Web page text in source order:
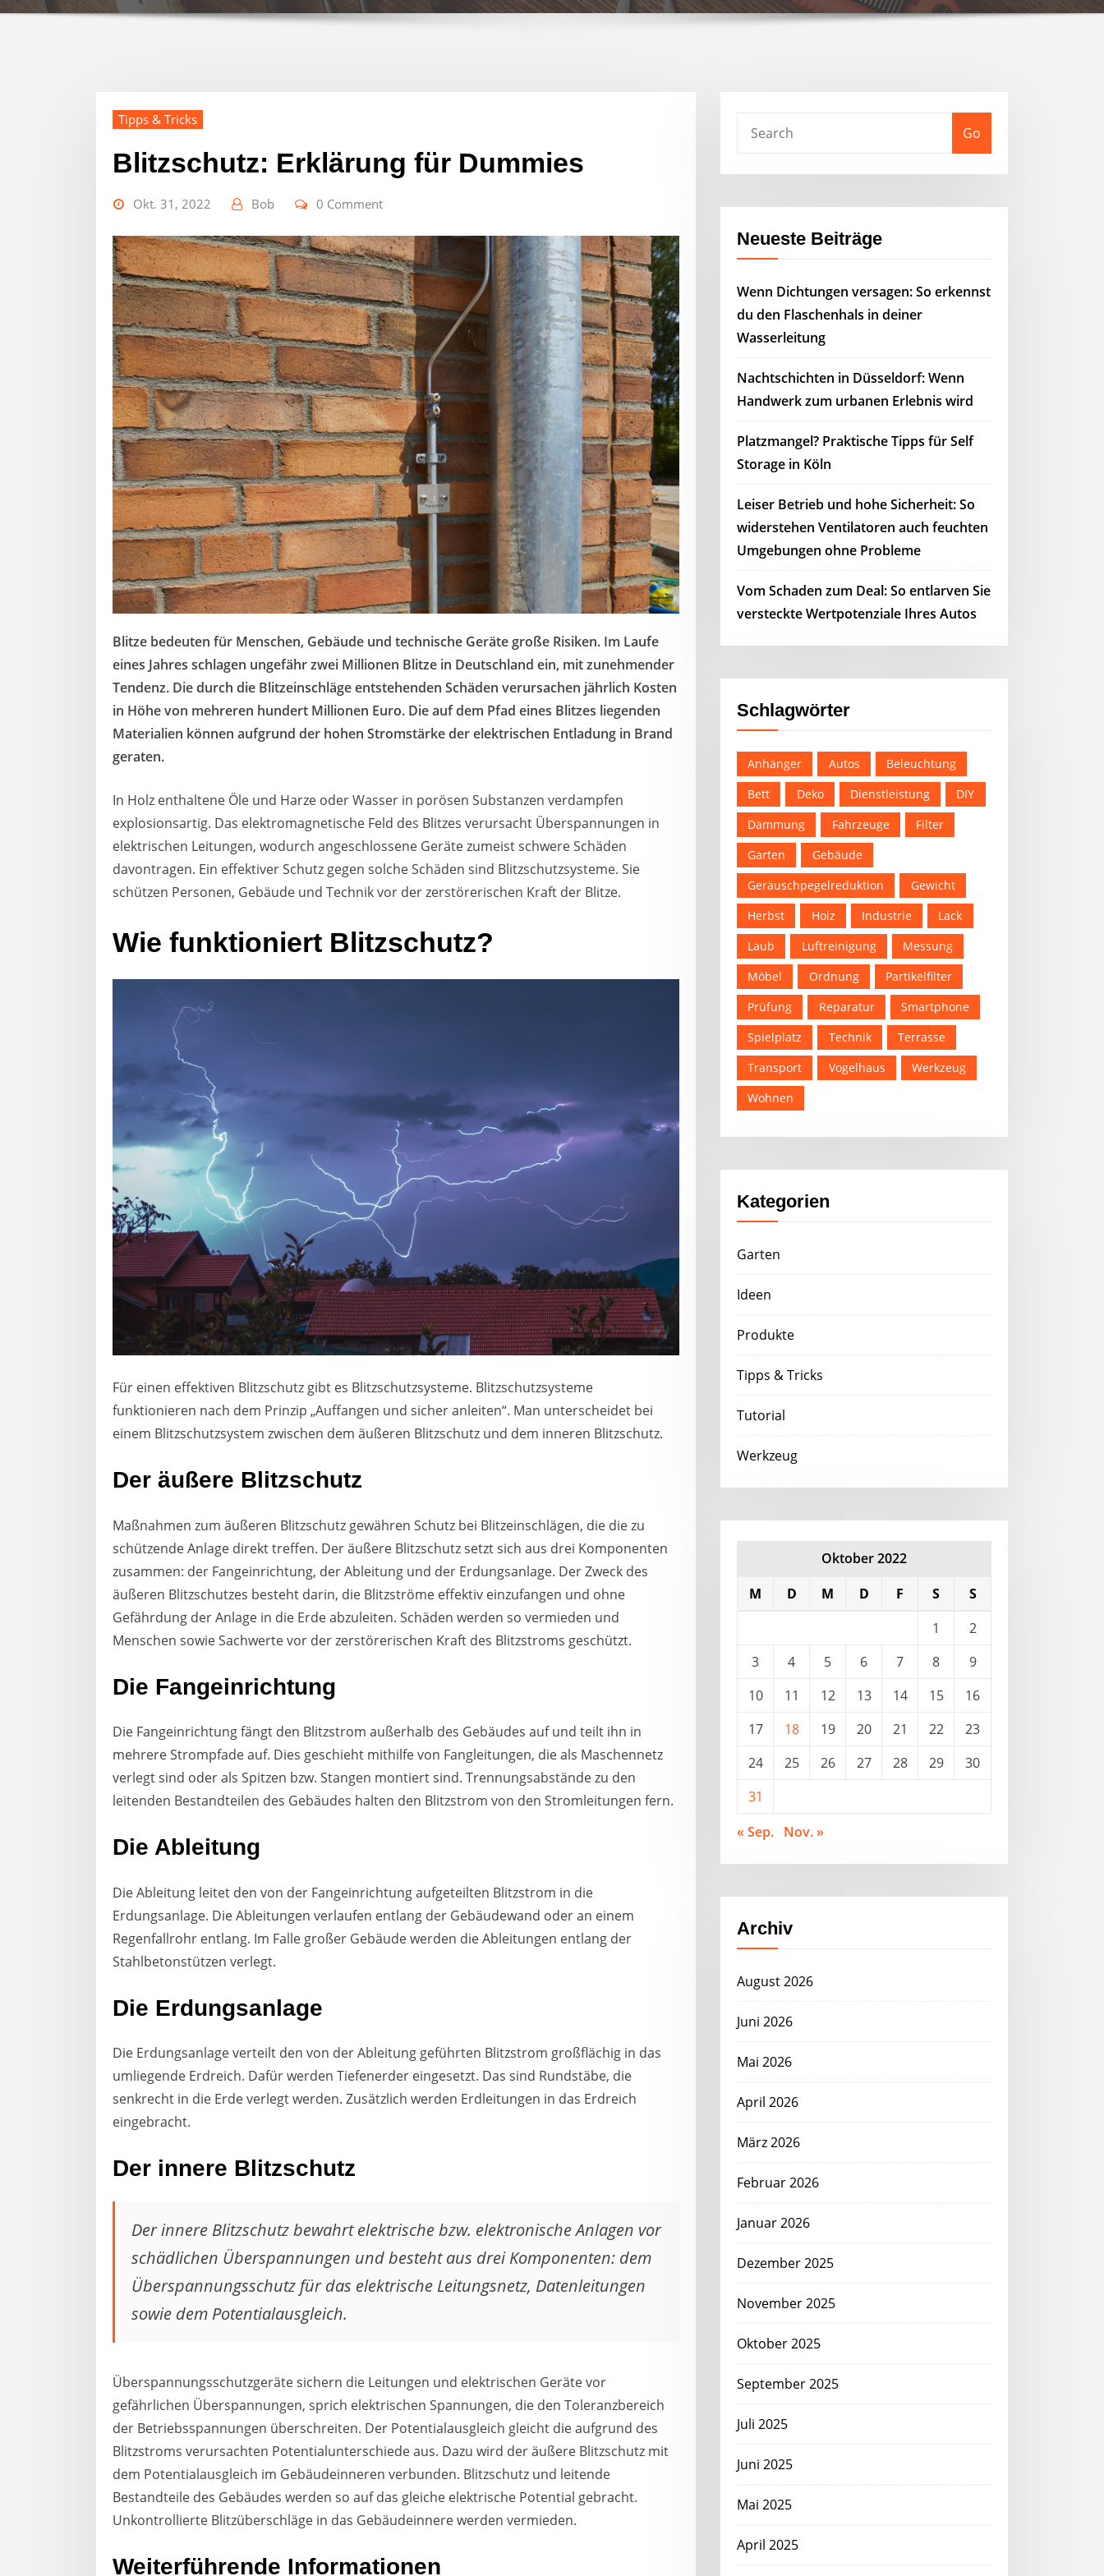
Tipps & Tricks
Blitzschutz: Erklärung für Dummies
Okt. 31, 2022 Bob 0 Comment
Blitze bedeuten für Menschen, Gebäude und technische Geräte große Risiken. Im Laufe
eines Jahres schlagen ungefähr zwei Millionen Blitze in Deutschland ein, mit zunehmender
Tendenz. Die durch die Blitzeinschläge entstehenden Schäden verursachen jährlich Kosten
in Höhe von mehreren hundert Millionen Euro. Die auf dem Pfad eines Blitzes liegenden
Materialien können aufgrund der hohen Stromstärke der elektrischen Entladung in Brand
geraten.
In Holz enthaltene Öle und Harze oder Wasser in porösen Substanzen verdampfen
explosionsartig. Das elektromagnetische Feld des Blitzes verursacht Überspannungen in
elektrischen Leitungen, wodurch angeschlossene Geräte zumeist schwere Schäden
davontragen. Ein effektiver Schutz gegen solche Schäden sind Blitzschutzsysteme. Sie
schützen Personen, Gebäude und Technik vor der zerstörerischen Kraft der Blitze.
Wie funktioniert Blitzschutz?
Für einen effektiven Blitzschutz gibt es Blitzschutzsysteme. Blitzschutzsysteme
funktionieren nach dem Prinzip „Auffangen und sicher anleiten“. Man unterscheidet bei
einem Blitzschutzsystem zwischen dem äußeren Blitzschutz und dem inneren Blitzschutz.
Der äußere Blitzschutz
Maßnahmen zum äußeren Blitzschutz gewähren Schutz bei Blitzeinschlägen, die die zu
schützende Anlage direkt treffen. Der äußere Blitzschutz setzt sich aus drei Komponenten
zusammen: der Fangeinrichtung, der Ableitung und der Erdungsanlage. Der Zweck des
äußeren Blitzschutzes besteht darin, die Blitzströme effektiv einzufangen und ohne
Gefährdung der Anlage in die Erde abzuleiten. Schäden werden so vermieden und
Menschen sowie Sachwerte vor der zerstörerischen Kraft des Blitzstroms geschützt.
Die Fangeinrichtung
Die Fangeinrichtung fängt den Blitzstrom außerhalb des Gebäudes auf und teilt ihn in
mehrere Strompfade auf. Dies geschieht mithilfe von Fangleitungen, die als Maschennetz
verlegt sind oder als Spitzen bzw. Stangen montiert sind. Trennungsabstände zu den
leitenden Bestandteilen des Gebäudes halten den Blitzstrom von den Stromleitungen fern.
Die Ableitung
Die Ableitung leitet den von der Fangeinrichtung aufgeteilten Blitzstrom in die
Erdungsanlage. Die Ableitungen verlaufen entlang der Gebäudewand oder an einem
Regenfallrohr entlang. Im Falle großer Gebäude werden die Ableitungen entlang der
Stahlbetonstützen verlegt.
Die Erdungsanlage
Die Erdungsanlage verteilt den von der Ableitung geführten Blitzstrom großflächig in das
umliegende Erdreich. Dafür werden Tiefenerder eingesetzt. Das sind Rundstäbe, die
senkrecht in die Erde verlegt werden. Zusätzlich werden Erdleitungen in das Erdreich
eingebracht.
Der innere Blitzschutz
Der innere Blitzschutz bewahrt elektrische bzw. elektronische Anlagen vor
schädlichen Überspannungen und besteht aus drei Komponenten: dem
Überspannungsschutz für das elektrische Leitungsnetz, Datenleitungen
sowie dem Potentialausgleich.
Überspannungsschutzgeräte sichern die Leitungen und elektrischen Geräte vor
gefährlichen Überspannungen, sprich elektrischen Spannungen, die den Toleranzbereich
der Betriebsspannungen überschreiten. Der Potentialausgleich gleicht die aufgrund des
Blitzstroms verursachten Potentialunterschiede aus. Dazu wird der äußere Blitzschutz mit
dem Potentialausgleich im Gebäudeinneren verbunden. Blitzschutz und leitende
Bestandteile des Gebäudes werden so auf das gleiche elektrische Potential gebracht.
Unkontrollierte Blitzüberschläge in das Gebäudeinnere werden vermieden.
Weiterführende Informationen
Go
Neueste Beiträge
Wenn Dichtungen versagen: So erkennst
du den Flaschenhals in deiner
Wasserleitung
Nachtschichten in Düsseldorf: Wenn
Handwerk zum urbanen Erlebnis wird
Platzmangel? Praktische Tipps für Self
Storage in Köln
Leiser Betrieb und hohe Sicherheit: So
widerstehen Ventilatoren auch feuchten
Umgebungen ohne Probleme
Vom Schaden zum Deal: So entlarven Sie
versteckte Wertpotenziale Ihres Autos
Schlagwörter
Anhänger Autos
Beleuchtung
Bett
Deko Dienstleistung
DIY
Dämmung
Fahrzeuge
Filter
Garten
Gebäude
Geräuschpegelreduktion
Gewicht
Herbst
Holz Industrie
Lack
Laub
Luftreinigung
Messung
Möbel
Ordnung
Partikelfilter
Prüfung
Reparatur
Smartphone
Spielplatz
Technik
Terrasse
Transport
Vogelhaus
Werkzeug
Wohnen
Kategorien
Garten
Ideen
Produkte
Tipps & Tricks
Tutorial
Werkzeug
Oktober 2022
M
D M D F S
S
1
2
3
4 5 6 7 8
9
10
11 12 13 14 15
16
17
18 19 20 21 22
23
24
25 26 27 28 29
30
31
« Sep. Nov. »
Archiv
August 2026
Juni 2026
Mai 2026
April 2026
März 2026
Februar 2026
Januar 2026
Dezember 2025
November 2025
Oktober 2025
September 2025
Juli 2025
Juni 2025
Mai 2025
April 2025